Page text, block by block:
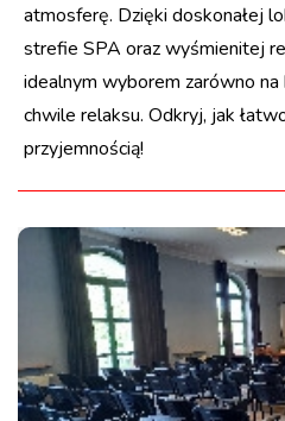
atmosferę. Dzięki doskonałej
strefie SPA oraz wyśmienitej
idealnym wyborem zarówno
chwile relaksu. Odkryj, jak
przyjemnością!